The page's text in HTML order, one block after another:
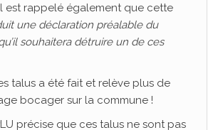
est rappelé également que cette
une déclaration préalable du
souhaitera détruire un de ces
talus a été fait et relève plus de
bocager sur la commune !
précise que ces talus ne sont pas